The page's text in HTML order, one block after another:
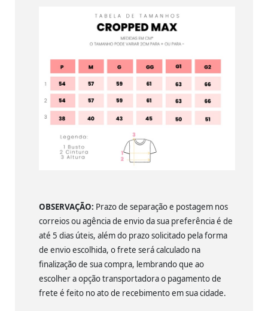
OBSERVAÇÃO: Prazo de separação e postagem nos
correios ou agência de envio da sua preferência é de
até 5 dias úteis, além do prazo solicitado pela forma
de envio escolhida, o frete será calculado na
finalização de sua compra, lembrando que ao
escolher a opção transportadora o pagamento de
frete é feito no ato de recebimento em sua cidade.